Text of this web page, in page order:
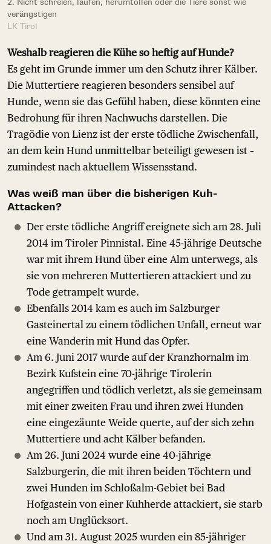
2. Nicht schreien, laufen, herumtollen oder die Tiere sonst wie
verängstigen
LK Tirol
Weshalb reagieren die Kühe so heftig auf Hunde?
Es geht im Grunde immer um den Schutz ihrer Kälber.
Die Muttertiere reagieren besonders sensibel auf
Hunde, wenn sie das Gefühl haben, diese könnten eine
Bedrohung für ihren Nachwuchs darstellen. Die
Tragödie von Lienz ist der erste tödliche Zwischenfall,
an dem kein Hund unmittelbar beteiligt gewesen ist –
zumindest nach aktuellem Wissensstand.
Was weiß man über die bisherigen Kuh-
Attacken?
Der erste tödliche Angriff ereignete sich am 28. Juli
2014 im Tiroler Pinnistal. Eine 45-jährige Deutsche
war mit ihrem Hund über eine Alm unterwegs, als
sie von mehreren Muttertieren attackiert und zu
Tode getrampelt wurde.
Ebenfalls 2014 kam es auch im Salzburger
Gasteinertal zu einem tödlichen Unfall, erneut war
eine Wanderin mit Hund das Opfer.
Am 6. Juni 2017 wurde auf der Kranzhornalm im
Bezirk Kufstein eine 70-jährige Tirolerin
angegriffen und tödlich verletzt, als sie gemeinsam
mit einer zweiten Frau und ihren zwei Hunden
eine eingezäunte Weide querte, auf der sich zehn
Muttertiere und acht Kälber befanden.
Am 26. Juni 2024 wurde eine 40-jährige
Salzburgerin, die mit ihren beiden Töchtern und
zwei Hunden im Schloßalm-Gebiet bei Bad
Hofgastein von einer Kuhherde attackiert, sie starb
noch am Unglücksort.
Und am 31. August 2025 wurden ein 85-jähriger